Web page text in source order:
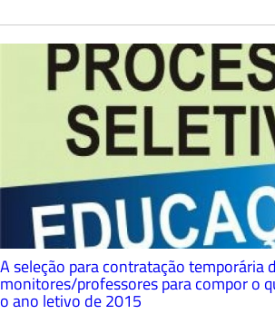
A seleção para contratação temporária
monitores/professores para compor o
o ano letivo de 2015